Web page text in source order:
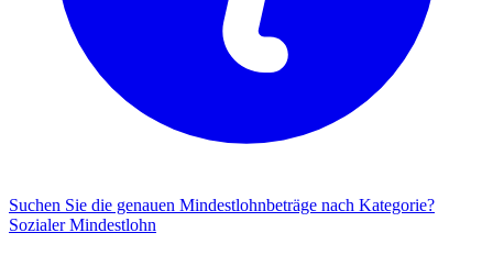
Suchen Sie die genauen Mindestlohnbeträge nach Kategorie?
Sozialer Mindestlohn